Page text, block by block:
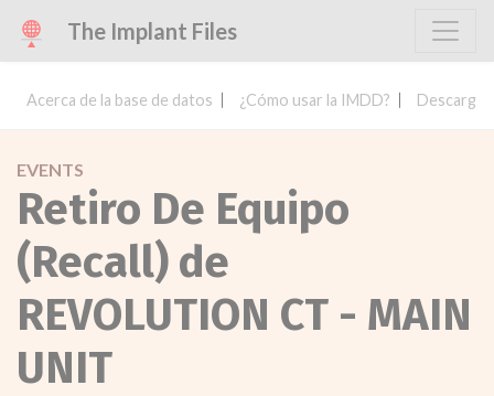
The Implant Files
Acerca de la base de datos ¿Cómo usar la IMDD? Descargar
EVENTS
Retiro De Equipo
(Recall) de
REVOLUTION CT - MAIN
UNIT